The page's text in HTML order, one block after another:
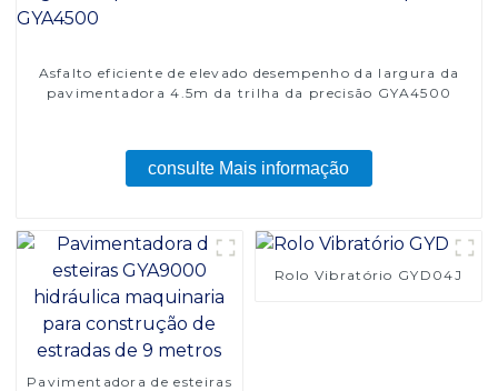
Asfalto eficiente de elevado desempenho da largura da
pavimentadora 4.5m da trilha da precisão GYA4500
consulte Mais informação
Pavimentadora de esteiras
Rolo Vibratório GYD04J